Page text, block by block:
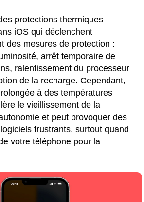
protections thermiques
iOS qui déclenchent
des mesures de protection :
arrêt temporaire de
ralentissement du processeur
de la recharge. Cependant,
à des températures
le vieillissement de la
et peut provoquer des
frustrants, surtout quand
votre téléphone pour la